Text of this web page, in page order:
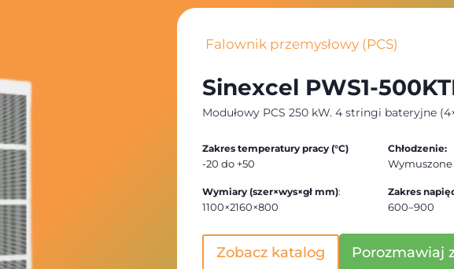
Falownik przemysłowy (PCS)
Sinexcel PWS1-
Modułowy PCS 250 kW. 4 stringi bateryjne
Zakres temperatury pracy (°C)
-20 do +50
Chłodzenie:
Wymiary (szer×wys×gł mm):
1100×2160×800
Zakres
600–900
Zobacz katalog Porozmawiaj